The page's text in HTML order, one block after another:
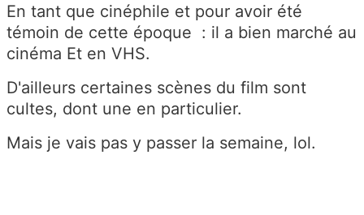
En tant que cinéphile et pour avoir été
témoin de cette époque : il a bien marché au
cinéma Et en VHS.
D'ailleurs certaines scènes du film sont
cultes, dont une en particulier.
Mais je vais pas y passer la semaine, lol.